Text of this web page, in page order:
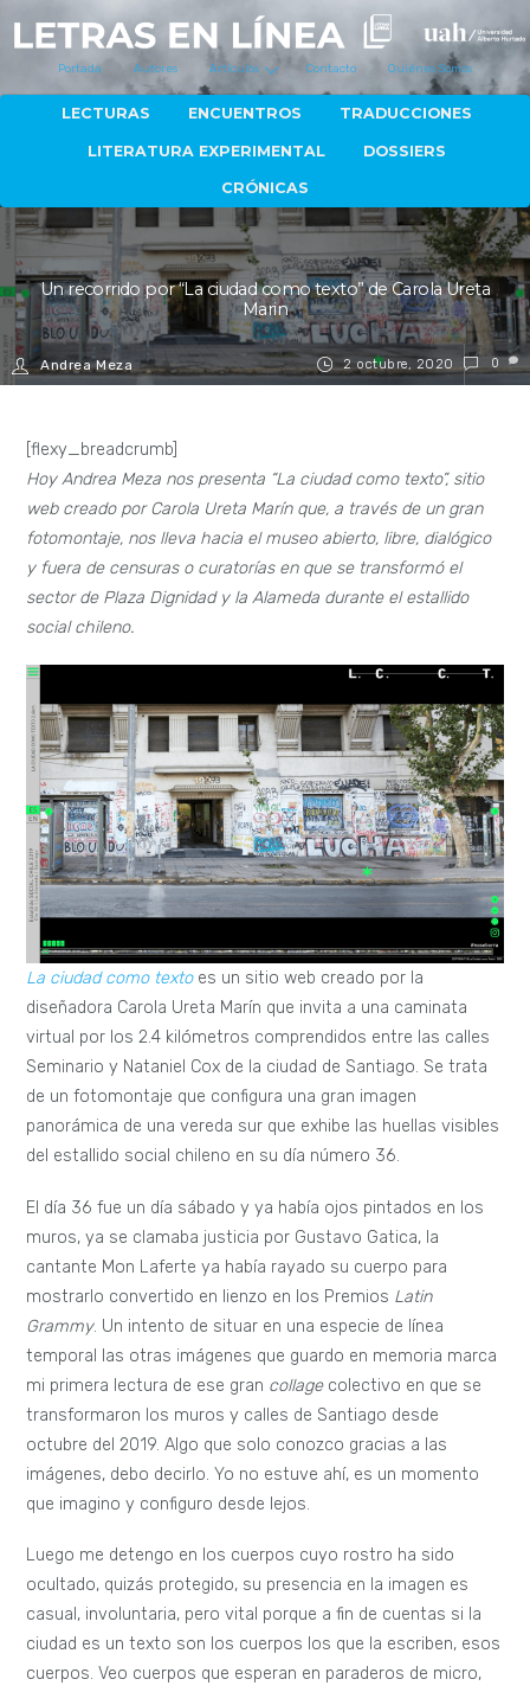
Portada Autores Artículos Contacto Quiénes Somos
LECTURAS ENCUENTROS TRADUCCIONES
LITERATURA EXPERIMENTAL DOSSIERS
CRÓNICAS
2 octubre, 2020
Un recorrido por “La ciudad como texto” de Carola Ureta
Marin
Andrea Meza 0
[flexy_breadcrumb]
Hoy Andrea Meza nos presenta “La ciudad como texto”, sitio
web creado por Carola Ureta Marín que, a través de un gran
fotomontaje, nos lleva hacia el museo abierto, libre, dialógico
y fuera de censuras o curatorías en que se transformó el
sector de Plaza Dignidad y la Alameda durante el estallido
social chileno.
La ciudad como textoes un sitio web creado por la
diseñadora Carola Ureta Marín que invita a una caminata
virtual por los 2.4 kilómetros comprendidos entre las calles
Seminario y Nataniel Cox de la ciudad de Santiago. Se trata
de un fotomontaje que configura una gran imagen
panorámica de una vereda sur que exhibe las huellas visibles
del estallido social chileno en su día número 36.
El día 36 fue un día sábado y ya había ojos pintados en los
muros, ya se clamaba justicia por Gustavo Gatica, la
cantante Mon Laferte ya había rayado su cuerpo para
mostrarlo convertido en lienzo en los Premios Latin
Grammy. Un intento de situar en una especie de línea
temporal las otras imágenes que guardo en memoria marca
mi primera lectura de ese gran collage colectivo en que se
transformaron los muros y calles de Santiago desde
octubre del 2019. Algo que solo conozco gracias a las
imágenes, debo decirlo. Yo no estuve ahí, es un momento
que imagino y configuro desde lejos.
Luego me detengo en los cuerpos cuyo rostro ha sido
ocultado, quizás protegido, su presencia en la imagen es
casual, involuntaria, pero vital porque a fin de cuentas si la
ciudad es un texto son los cuerpos los que la escriben, esos
cuerpos. Veo cuerpos que esperan en paraderos de micro,